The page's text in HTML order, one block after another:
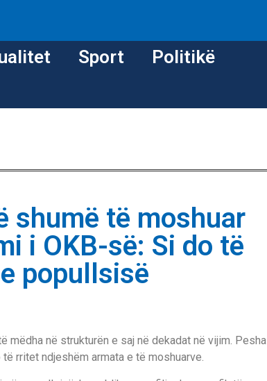
Sport Politikë
shumë të moshuar
i OKB-së: Si do të
popullsisë
në strukturën e saj në dekadat në vijim. Pesha
rritet ndjeshëm armata e të moshuarve.